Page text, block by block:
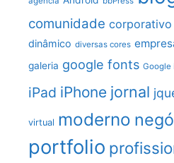
comunidade corporativo
dinâmico diversas cores
galeria google fonts Google
iPad iPhone jornal
virtual moderno
portfolio